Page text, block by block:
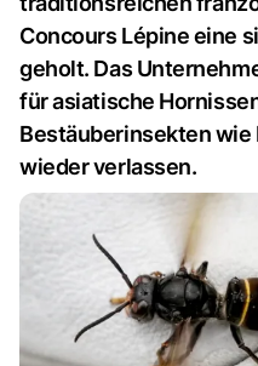
Concours Lépine eine
geholt. Das
für asiatische
Bestäuberinsekten wie
wieder verlassen.